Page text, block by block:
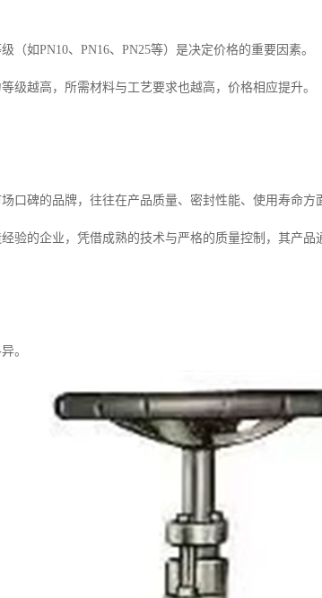
（如PN10、PN16、PN25等）是决定价格的重要因素。
级越高，所需材料与工艺要求也越高，价格相应提升。
口碑的品牌，往往在产品质量、密封性能、使用寿命方
验的企业，凭借成熟的技术与严格的质量控制，其产品
。